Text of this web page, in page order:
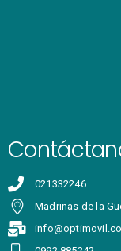
021332246
Madrinas de la